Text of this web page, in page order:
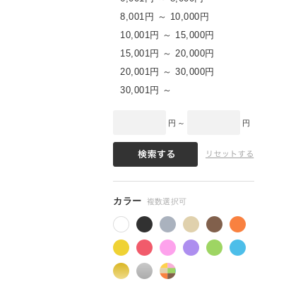
な軽やかさで涼しく上品
8,001円 ～ 10,000円
10,001円 ～ 15,000円
15,001円 ～ 20,000円
20,001円 ～ 30,000円
30,001円 ～
円 ～ 円